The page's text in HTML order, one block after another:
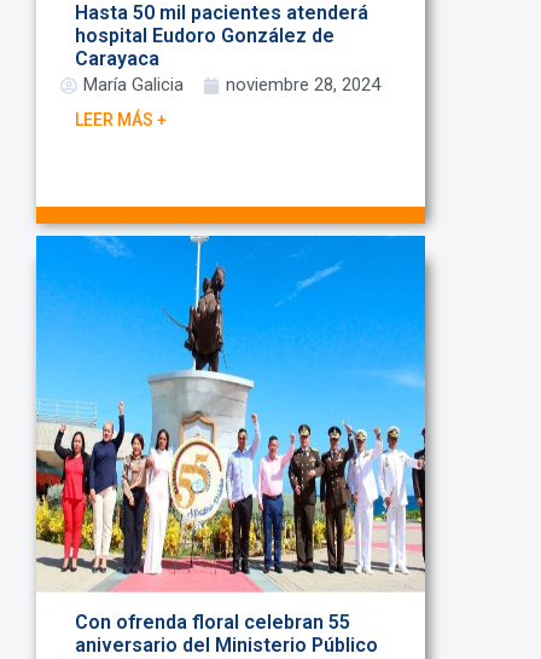
Hasta 50 mil pacientes atenderá
hospital Eudoro González de
Carayaca
María Galicia noviembre 28, 2024
LEER MÁS +
Con ofrenda floral celebran 55
aniversario del Ministerio Público